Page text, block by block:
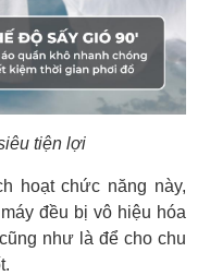
tiện lợi
hoạt chức năng này,
đều bị vô hiệu hóa
như là để cho chu